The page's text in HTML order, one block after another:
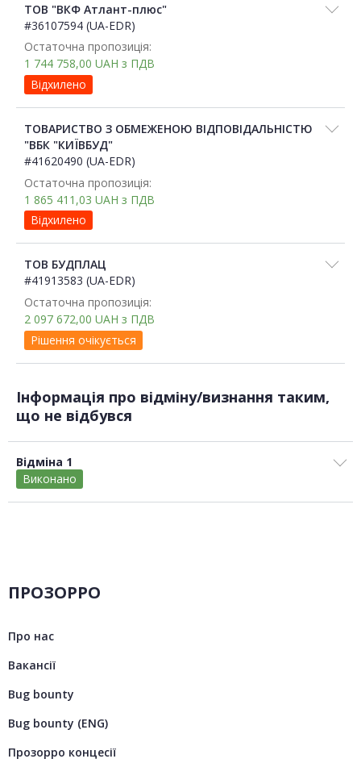
ТОВ "ВКФ Атлант-плюс"
#36107594 (UA-EDR)
Остаточна пропозиція:
1 744 758,00 UAH з ПДВ
Відхилено
ТОВАРИСТВО З ОБМЕЖЕНОЮ ВІДПОВІДАЛЬНІСТЮ
"ВБК "КИЇВБУД"
#41620490 (UA-EDR)
Остаточна пропозиція:
1 865 411,03 UAH з ПДВ
Відхилено
ТОВ БУДПЛАЦ
#41913583 (UA-EDR)
Остаточна пропозиція:
2 097 672,00 UAH з ПДВ
Рішення очікується
Інформація про відміну/визнання таким,
що не відбувся
Відміна 1
Виконано
ПРОЗОРРО
Про нас
Вакансії
Bug bounty
Bug bounty (ENG)
Прозорро концесії